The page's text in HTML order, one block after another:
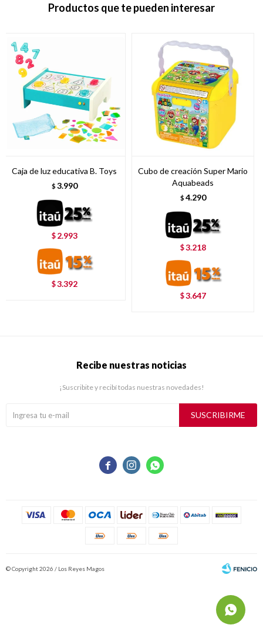
Productos que te pueden interesar
Caja de luz educativa B. Toys
$ 3.990
$ 2.993
$3.392
Cubo de creación Super Mario
Aquabeads
$ 4.290
$3.218
$3.647
  
Recibe nuestras noticias
¡Suscribite y recibí todas nuestras novedades!
SUSCRIBIRME
© Copyright 2026 / Los Reyes Magos